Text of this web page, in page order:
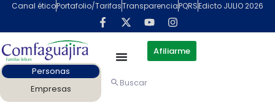
contenido
Canal éticoPortafolio/TarifasTransparenciaPQRSEdicto JULIO 2026
Afiliarme
Personas
Empresas
Buscar